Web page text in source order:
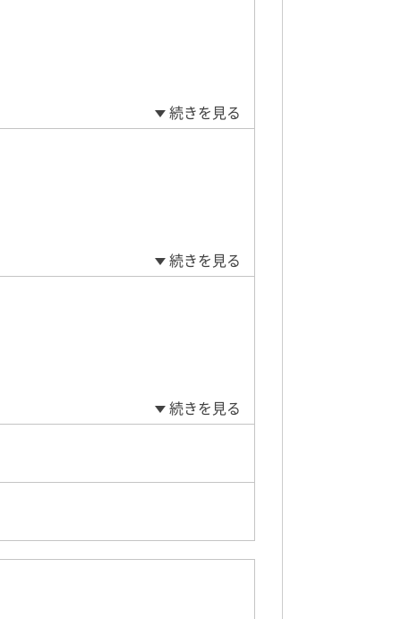
続きを見る
続きを見る
続きを見る